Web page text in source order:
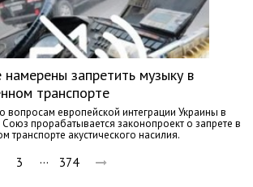
намерены запретить музыку в
транспорте
вопросам европейской интеграции Украины в
прорабатывается законопроект о запрете в
транспорте акустического насилия.
3 … 374